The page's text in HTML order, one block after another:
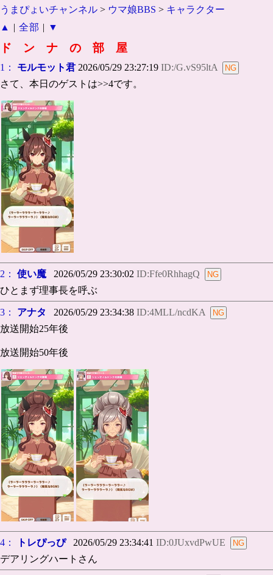
うまぴょいチャンネル > ウマ娘BBS > キャラクター
▲
| 全部 | ▼
ド ン ナ の 部 屋
1： モルモット君 2026/05/29 23:27:19 ID:/G.vS95ltA
さて、本日のゲストは>>4です。
2： 使い魔 2026/05/29 23:30:02 ID:Ffe0RhhagQ
ひとまず理事長を呼ぶ
3： アナタ 2026/05/29 23:34:38 ID:4MLL/ncdKA
放送開始25年後
放送開始50年後
4： トレぴっぴ2026/05/29 23:34:41 ID:0JUxvdPwUE
デアリングハートさん